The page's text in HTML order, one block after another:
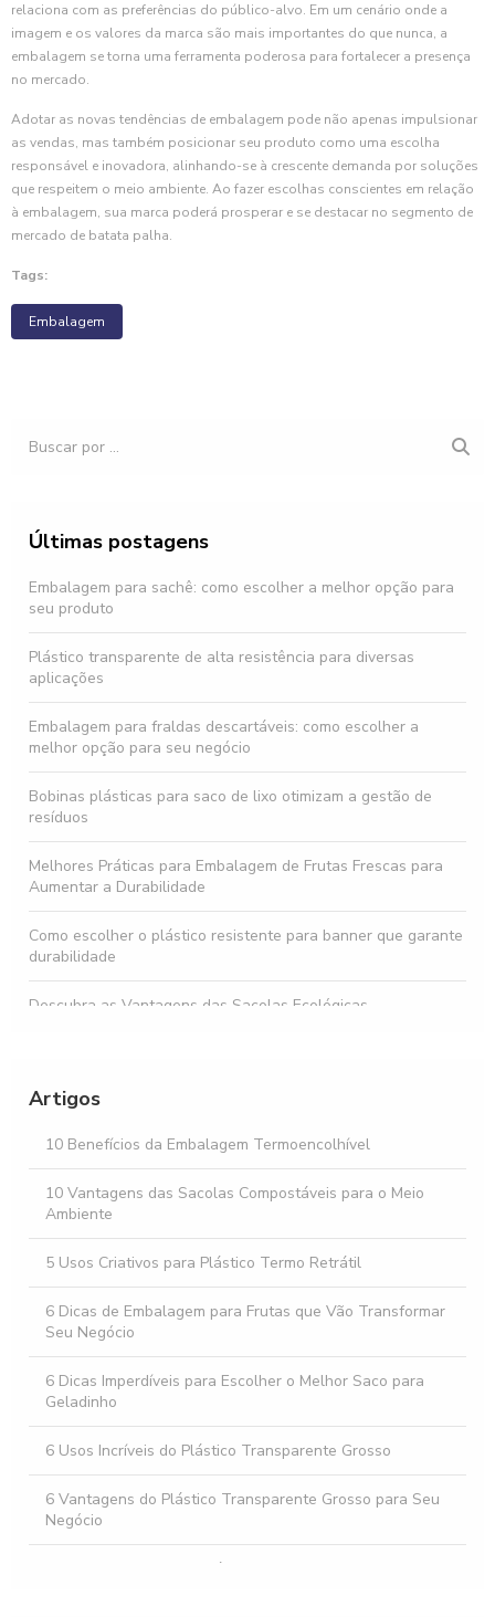
relaciona com as preferências do público-alvo. Em um cenário onde a
imagem e os valores da marca são mais importantes do que nunca, a
embalagem se torna uma ferramenta poderosa para fortalecer a presença
no mercado.
Adotar as novas tendências de embalagem pode não apenas impulsionar
as vendas, mas também posicionar seu produto como uma escolha
responsável e inovadora, alinhando-se à crescente demanda por soluções
que respeitem o meio ambiente. Ao fazer escolhas conscientes em relação
à embalagem, sua marca poderá prosperar e se destacar no segmento de
mercado de batata palha.
Tags:
Embalagem
Últimas postagens
Embalagem para sachê: como escolher a melhor opção para
seu produto
Plástico transparente de alta resistência para diversas
aplicações
Embalagem para fraldas descartáveis: como escolher a
melhor opção para seu negócio
Bobinas plásticas para saco de lixo otimizam a gestão de
resíduos
Melhores Práticas para Embalagem de Frutas Frescas para
Aumentar a Durabilidade
Como escolher o plástico resistente para banner que garante
durabilidade
Descubra as Vantagens das Sacolas Ecológicas
Como os Sacos e Sacolas Plásticas Impactam o Meio
Ambiente
Artigos
10 Benefícios da Embalagem Termoencolhível
10 Vantagens das Sacolas Compostáveis para o Meio
Ambiente
5 Usos Criativos para Plástico Termo Retrátil
6 Dicas de Embalagem para Frutas que Vão Transformar
Seu Negócio
6 Dicas Imperdíveis para Escolher o Melhor Saco para
Geladinho
6 Usos Incríveis do Plástico Transparente Grosso
6 Vantagens do Plástico Transparente Grosso para Seu
Negócio
7 Vantagens do Saco Plástico para Areia